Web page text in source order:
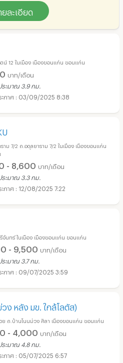
ยละเอียด
น์ 12 ในเมือง เมืองขอนแก่น ขอนแก่น
บาท/เดือน
ระมาณ 3.9 กม.
03/09/2025 8:38
าม 7/2 ถ.อดุลยาราม 7/2 ในเมือง เมืองขอนแก่น
- 8,600 บาท/เดือน
ระมาณ 3.3 กม.
12/08/2025 7:22
จันทร์ ในเมือง เมืองขอนแก่น ขอนแก่น
- 9,500 บาท/เดือน
ระมาณ 3.7 กม.
09/07/2025 3:59
ง หลัง มข. ใกล้โลตัส)
ย ถ.บ้านโนนม่วง ศิลา เมืองขอนแก่น ขอนแก่น
- 4,000 บาท/เดือน
ระมาณ 4.8 กม.
05/07/2025 6:57